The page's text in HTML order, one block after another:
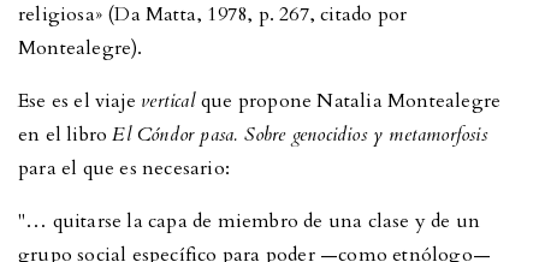
religiosa» (Da Matta, 1978, p. 267, citado por
Montealegre).
Ese es el viajeverticalque propone Natalia Montealegre
en el libroEl Cóndor pasa. Sobre genocidios y metamorfosis
para el que es necesario:
"… quitarse la capa de miembro de una clase y de un
grupo social específico para poder —como etnólogo—